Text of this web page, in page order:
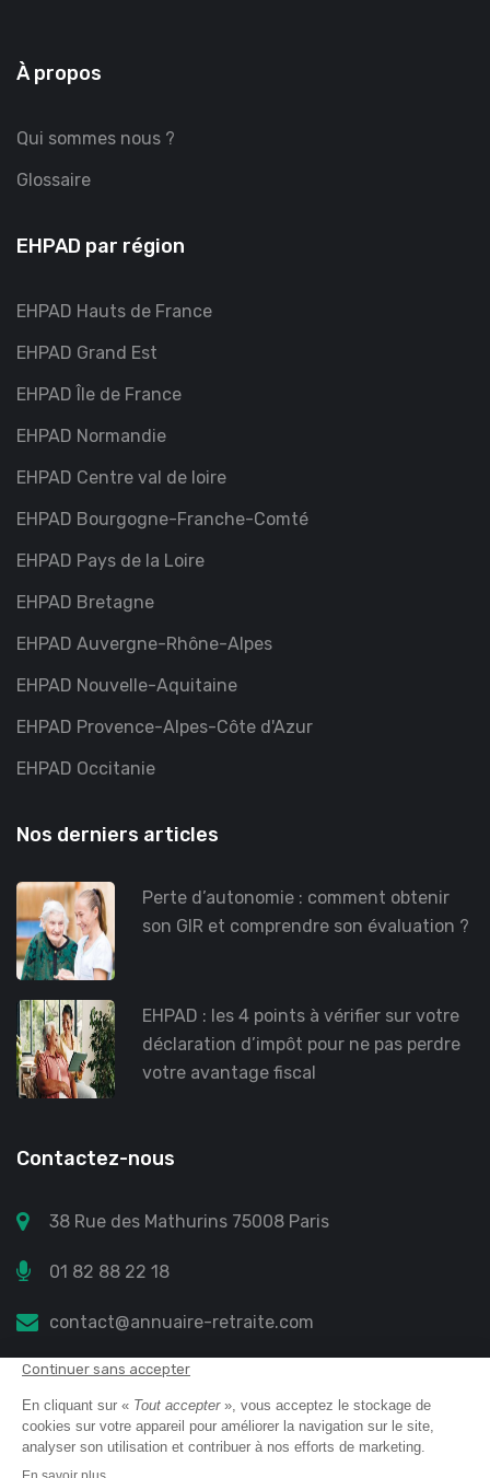
À propos
Qui sommes nous ?
Glossaire
EHPAD par région
EHPAD Hauts de France
EHPAD Grand Est
EHPAD Île de France
EHPAD Normandie
EHPAD Centre val de loire
EHPAD Bourgogne-Franche-Comté
EHPAD Pays de la Loire
EHPAD Bretagne
EHPAD Auvergne-Rhône-Alpes
EHPAD Nouvelle-Aquitaine
EHPAD Provence-Alpes-Côte d'Azur
EHPAD Occitanie
Nos derniers articles
Perte d’autonomie : comment obtenir
son GIR et comprendre son évaluation ?
EHPAD : les 4 points à vérifier sur votre
déclaration d’impôt pour ne pas perdre
votre avantage fiscal
Contactez-nous
38 Rue des Mathurins 75008 Paris
01 82 88 22 18
contact@annuaire-retraite.com